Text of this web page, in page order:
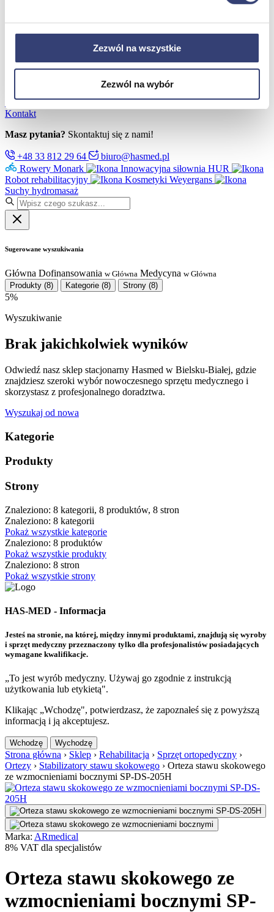
Zezwól na wszystkie
Zezwól na wybór
Dla rehabilitacji
Dla stomatologów
Poznaj Hasmed
Serwis
Kontakt
Masz pytania? Skontaktuj się z nami!
+48 33 812 29 64
biuro@hasmed.pl
Rowery Monark
Innowacyjna siłownia HUR
Robot rehabilitacyjny
Kosmetyki Weyergans
Suchy hydromasaż
Sugerowane wyszukiwania
Główna Dofinansowania w Główna Medycyna w Główna
Produkty (8) Kategorie (8) Strony (8)
5%
Wyszukiwanie
Brak jakichkolwiek wyników
Odwiedź nasz sklep stacjonarny Hasmed w Bielsku-Białej, gdzie
znajdziesz szeroki wybór nowoczesnego sprzętu medycznego i
skorzystasz z profesjonalnego doradztwa.
Wyszukaj od nowa
Kategorie
Produkty
Strony
Znaleziono: 8 kategorii, 8 produktów, 8 stron
Znaleziono: 8 kategorii
Pokaż wszystkie kategorie
Znaleziono: 8 produktów
Pokaż wszystkie produkty
Znaleziono: 8 stron
Pokaż wszystkie strony
HAS-MED - Informacja
Jesteś na stronie, na której, między innymi produktami, znajdują się wyroby
i sprzęt medyczny przeznaczony tylko dla profesjonalistów posiadających
wymagane kwalifikacje.
„To jest wyrób medyczny. Używaj go zgodnie z instrukcją
użytkowania lub etykietą".
Klikając „Wchodzę", potwierdzasz, że zapoznałeś się z powyższą
informacją i ją akceptujesz.
Wchodzę Wychodzę
Strona główna › Sklep › Rehabilitacja › Sprzęt ortopedyczny ›
Ortezy › Stabilizatory stawu skokowego › Orteza stawu skokowego
ze wzmocnieniami bocznymi SP-DS-205H
Marka: ARmedical
8% VAT dla specjalistów
Orteza stawu skokowego ze
wzmocnieniami bocznymi SP-